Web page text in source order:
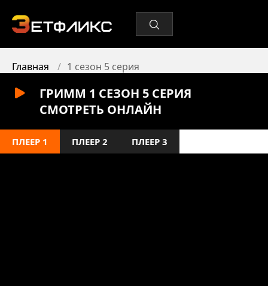
Главная 1 сезон 5 серия
ГРИММ 1 СЕЗОН 5 СЕРИЯ
СМОТРЕТЬ ОНЛАЙН
ПЛЕЕР 1 ПЛЕЕР 2 ПЛЕЕР 3